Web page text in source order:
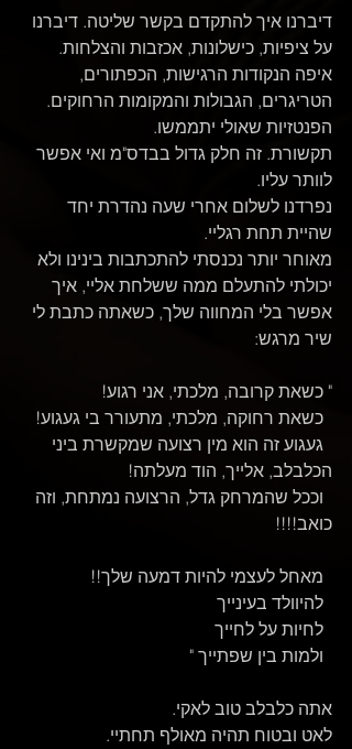
דיברנו איך להתקדם בקשר שליטה. דיברנו
על ציפיות, כישלונות, אכזבות והצלחות.
איפה הנקודות הרגישות, הכפתורים,
הטריגרים, הגבולות והמקומות הרחוקים.
הפנטזיות שאולי יתממשו.
תקשורת. זה חלק גדול בבדס"מ ואי אפשר
לוותר עליו.
נפרדנו לשלום אחרי שעה נהדרת יחד
שהיית תחת רגליי.
מאוחר יותר נכנסתי להתכתבות בינינו ולא
יכולתי להתעלם ממה ששלחת אליי, איך
אפשר בלי המחווה שלך, כשאתה כתבת לי
שיר מרגש:
" כשאת קרובה, מלכתי, אני רגוע!
  געגוע זה הוא מין רצועה שמקשרת ביני
הכלבלב, אלייך, הוד מעלתה!
  וככל שהמרחק גדל, הרצועה נמתחת, וזה
כואב!!!!
אתה כלבלב טוב לאקי.
לאט ובטוח תהיה מאולף תחתיי.